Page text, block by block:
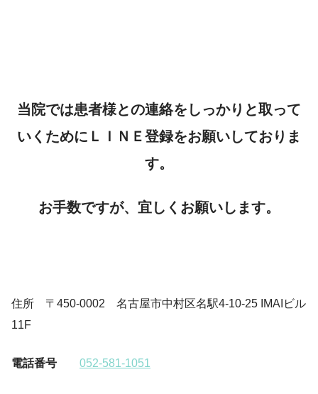
当院では患者様との連絡をしっかりと取って
いくためにＬＩＮＥ登録をお願いしておりま
す。
お手数ですが、宜しくお願いします。
住所 〒450-0002 名古屋市中村区名駅4-10-25 IMAIビル
11F
電話番号 052-581-1051